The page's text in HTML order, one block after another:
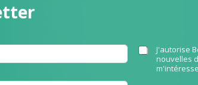
C
J'autorise
nouvelles